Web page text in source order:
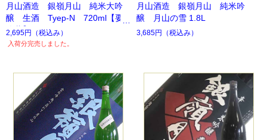
月山酒造 銀嶺月山 純米大吟
醸 生酒 Tyep-N 720ml【要
冷蔵】
2,695円 （税込み）
入荷分完売しました。
月山酒造 銀嶺月山 純米吟
醸 月山の雪 1.8L
3,685円 （税込み）